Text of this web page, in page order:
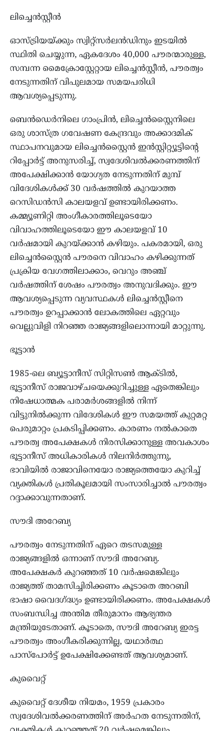
ലിച്ചെൻസ്റ്റീൻ
ഓസ്ട്രിയയ്ക്കും സ്വിറ്റ്‌സർലൻഡിനും ഇടയിൽ
സ്ഥിതി ചെയ്യുന്ന, ഏകദേശം 40,000 പൗരന്മാരുള്ള,
സമ്പന്ന മൈക്രോസ്റ്റേറ്റായ ലിച്ചെൻസ്റ്റീൻ, പൗരത്വം
നേടുന്നതിന് വിപുലമായ സമയപരിധി
ആവശ്യപ്പെടുന്നു.
ബെൻഡെർനിലെ ഗാംപ്രിൻ, ലിച്ചെൻ‌സ്റ്റൈനിലെ
ഒരു ശാസ്ത്ര ഗവേഷണ കേന്ദ്രവും അക്കാദമിക്
സ്ഥാപനവുമായ ലിച്ചെൻ‌സ്റ്റൈൻ ഇൻസ്റ്റിറ്റ്യൂട്ടിന്റെ
റിപ്പോർട്ട് അനുസരിച്ച്, സ്വദേശിവൽക്കരണത്തിന്
അപേക്ഷിക്കാൻ യോഗ്യത നേടുന്നതിന് മുമ്പ്
വിദേശികൾക്ക് 30 വർഷത്തിൽ കുറയാത്ത
റെസിഡൻസി കാലയളവ് ഉണ്ടായിരിക്കണം.
കമ്മ്യൂണിറ്റി അംഗീകാരത്തിലൂടെയോ
വിവാഹത്തിലൂടെയോ ഈ കാലയളവ് 10
വർഷമായി കുറയ്ക്കാൻ കഴിയും. പകരമായി, ഒരു
ലിച്ചെൻ‌സ്റ്റൈൻ പൗരനെ വിവാഹം കഴിക്കുന്നത്
പ്രക്രിയ വേഗത്തിലാക്കാം, വെറും അഞ്ച്
വർഷത്തിന് ശേഷം പൗരത്വം അനുവദിക്കും. ഈ
ആവശ്യപ്പെടുന്ന വ്യവസ്ഥകൾ ലിച്ചെൻസ്റ്റീനെ
പൗരത്വം ഉറപ്പാക്കാൻ ലോകത്തിലെ ഏറ്റവും
വെല്ലുവിളി നിറഞ്ഞ രാജ്യങ്ങളിലൊന്നായി മാറ്റുന്നു.
ഭൂട്ടാൻ
1985-ലെ ബ്യൂട്ടാനീസ് സിറ്റിസൺ ആക്ടിൽ,
ഭൂട്ടാനീസ് രാജവാഴ്ചയെക്കുറിച്ചുള്ള ഏതെങ്കിലും
നിഷേധാത്മക പരാമർശങ്ങളിൽ നിന്ന്
വിട്ടുനിൽക്കുന്ന വിദേശികൾ ഈ സമയത്ത് കുറ്റമറ്റ
പെരുമാറ്റം പ്രകടിപ്പിക്കണം. കാരണം നൽകാതെ
പൗരത്വ അപേക്ഷകൾ നിരസിക്കാനുള്ള അവകാശം
ഭൂട്ടാനീസ് അധികാരികൾ നിലനിർത്തുന്നു,
ഭാവിയിൽ രാജാവിനെയോ രാജ്യത്തെയോ കുറിച്ച്
വ്യക്തികൾ പ്രതികൂലമായി സംസാരിച്ചാൽ പൗരത്വം
റദ്ദാക്കാവുന്നതാണ്.
സൗദി അറേബ്യ
പൗരത്വം നേടുന്നതിന് ഏറെ തടസമുള്ള
രാജ്യങ്ങളിൽ ഒന്നാണ് സൗദി അറേബ്യ.
അപേക്ഷകർ കുറഞ്ഞത് 10 വർഷമെങ്കിലും
രാജ്യത്ത് താമസിച്ചിരിക്കണം കൂടാതെ അറബി
ഭാഷാ വൈദഗ്ദ്ധ്യം ഉണ്ടായിരിക്കണം. അപേക്ഷകൾ
സംബന്ധിച്ച അന്തിമ തീരുമാനം ആഭ്യന്തര
മന്ത്രിയുടേതാണ്. കൂടാതെ, സൗദി അറേബ്യ ഇരട്ട
പൗരത്വം അംഗീകരിക്കുന്നില്ല, യഥാർത്ഥ
പാസ്‌പോർട്ട് ഉപേക്ഷിക്കേണ്ടത് ആവശ്യമാണ്.
കുവൈറ്റ്
കുവൈറ്റ് ദേശീയ നിയമം, 1959 പ്രകാരം
സ്വദേശിവൽക്കരണത്തിന് അർഹത നേടുന്നതിന്,